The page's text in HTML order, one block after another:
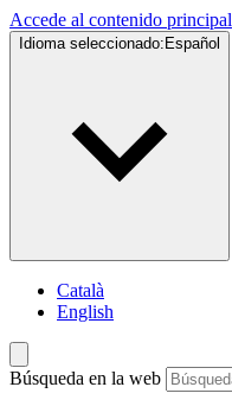
Accede al contenido principal
Idioma seleccionado: Español
Català
English
Búsqueda en la web